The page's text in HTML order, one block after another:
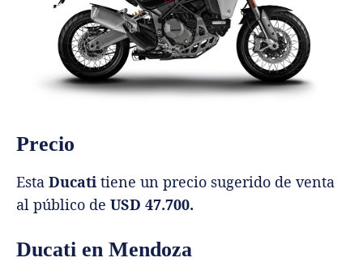
Precio
Esta Ducati tiene un precio sugerido de venta
al público de USD 47.700.
Ducati en Mendoza